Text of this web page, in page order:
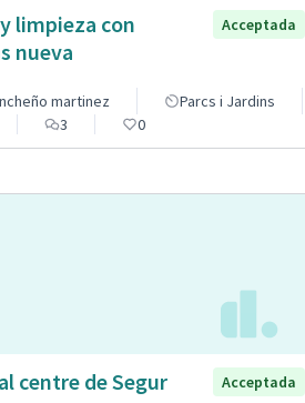
limpieza con
nueva
Acceptada
martinez
Parcs i Jardins
3 0
centre de Segur Acceptada